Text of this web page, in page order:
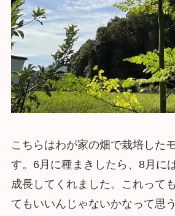
こちらはわが家の畑で栽培した
す。6月に種まきしたら、8月に
成長してくれました。これって
てもいいんじゃないかなって思